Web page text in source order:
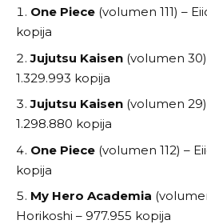
One Piece (volumen 111) –
kopija
Jujutsu Kaisen (volumen
1.329.993 kopija
Jujutsu Kaisen (volumen
1.298.880 kopija
One Piece (volumen 112) –
kopija
My Hero Academia
Horikoshi – 977.955 kopija